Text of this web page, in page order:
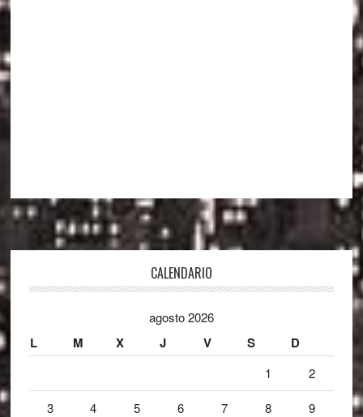
CALENDARIO
agosto 2026
L M X J V S D
1 2
3 4 5 6 7 8 9